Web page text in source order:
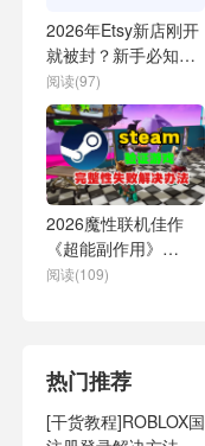
2026年Etsy新店刚开
就被封？新手必知五
大要点！
阅读(97)
2026魔性联机佳作
《超能副作用》
Steam免费开玩！验
阅读(109)
热门推荐
[干货教程]ROBLOX